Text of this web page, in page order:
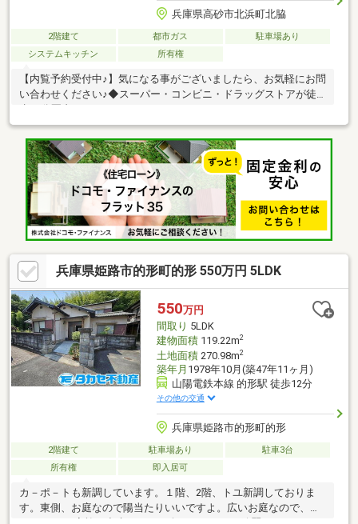
兵庫県高砂市北浜町北脇
2階建て 都市ガス
駐車場あり
システムキッチン
所有権
【内覧予約受付中♪】気になる事がございましたら、お気軽にお問
い合わせください♪◆スーパー・コンビニ・ドラッグストアが徒
兵庫県姫路市的形町的形 550万円 5LDK
550万円
間取り 5LDK
建物面積119.22m2
土地面積270.98m2
築年月 1978年10月(築47年11ヶ月)
山陽電鉄本線 的形駅 徒歩12分
その他の交通
兵庫県姫路市的形町的形
2階建て 駐車場あり
駐車3台
所有権
即入居可
カ－ポ－トも新調しています。１階、2階、トユ新調しておりま
す。東側、お庭なので陽当たりいいですよ。広いお庭なので、バ